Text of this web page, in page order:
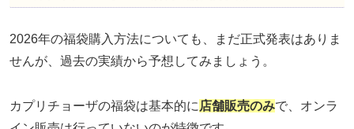
2026年の福袋購入方法についても、まだ正式発表はありま
せんが、過去の実績から予想してみましょう。
カプリチョーザの福袋は基本的に 店舗販売のみで、オンラ